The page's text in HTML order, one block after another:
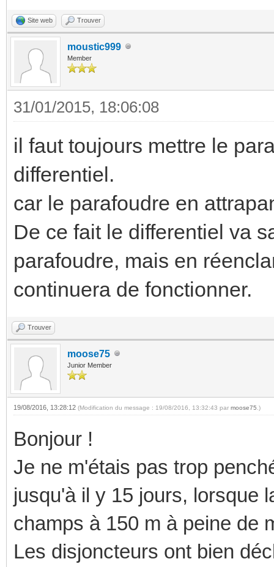
Site web Trouver
moustic999
Member
31/01/2015, 18:06:08
il faut toujours mettre le
differentiel.
car le parafoudre en
De ce fait le differentiel va
parafoudre, mais en
continuera de fonctionner.
Trouver
moose75
Junior Member
19/08/2016, 13:28:12 (Modification du message : 19/08/2016, 13:32:43 par moose75 .)
Bonjour !
Je ne m'étais pas trop
jusqu'à il y 15 jours, lorsque
champs à 150 m à peine de
Les disjoncteurs ont bien